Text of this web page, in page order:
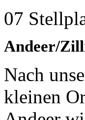
07
Andeer/
Nach
kleinen